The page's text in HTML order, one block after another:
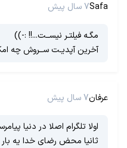
Safa7 سال پیش
مگـه فیلتـر نیســت...!! :-))
آخرین آپدیـت ســروش چه
عرفان7 سال پیش
اولا تلگرام اصلا در دنیا
ثانیا محض رضای خدا یه بار